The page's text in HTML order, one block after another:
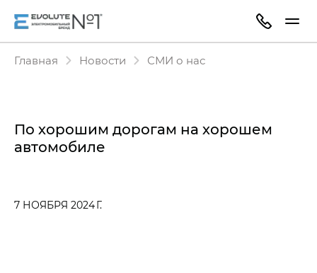
Главная Новости СМИ о нас
По хорошим дорогам на хорошем
автомобиле
7 НОЯБРЯ 2024 Г.